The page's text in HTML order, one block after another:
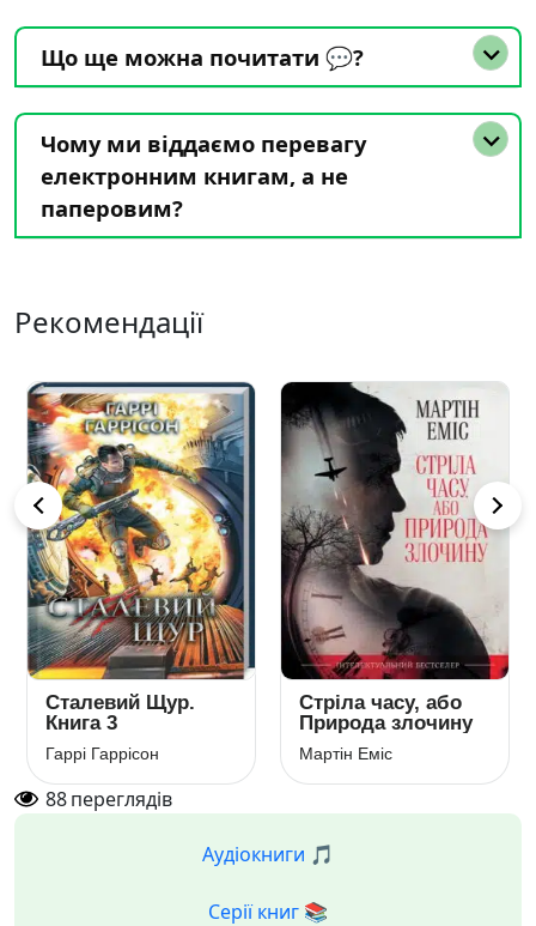
Що ще можна почитати 💬?
Чому ми віддаємо перевагу
електронним книгам, а не
паперовим?
Рекомендації
Сталевий Щур.
Книга 3
Гаррі Гаррісон
Стріла часу, або
Природа злочину
Мартін Еміс
88переглядів
Аудіокниги 🎵
Серії книг 📚